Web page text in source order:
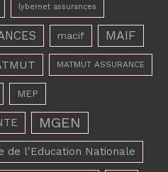
lybernet assurances
macif MAIF
MATMUT ASSURANCE
MEP
MGEN
de l'Education Nationale